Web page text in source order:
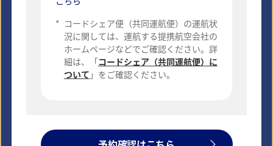
ロサンゼルス
温暖な気候で美しいビーチが魅
力なエンターテイメントの街
サンフランシスコ
海に囲まれた美しい街
* コードシェア便（共同運航便）の運航状
況に関しては、運航する提携航空会社の
ホームページなどでご確認ください。詳
細は、「コードシェア（共同運航便）に
ついて 」をご確認ください。